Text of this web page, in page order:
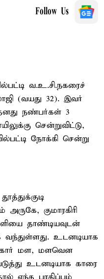
Follow Us
வ.உ.சி.நகரைச்
(வயது 32). இவர்
நண்பர்கள் 3
சென்றுவிட்டு,
நோக்கி சென்று
குமாரகிரி
தாண்டியவுடன்
வந்துள்ளது. உடனடியாக
கார் மள, மளவென
உடனடியாக காரை